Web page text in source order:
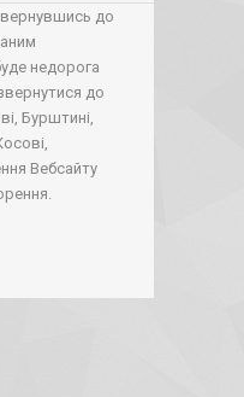
до
недорога
до
Бурштині,
Вебсайту